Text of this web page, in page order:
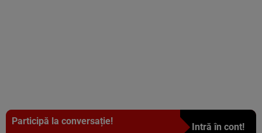
Participă la conversație!
Intră în cont!